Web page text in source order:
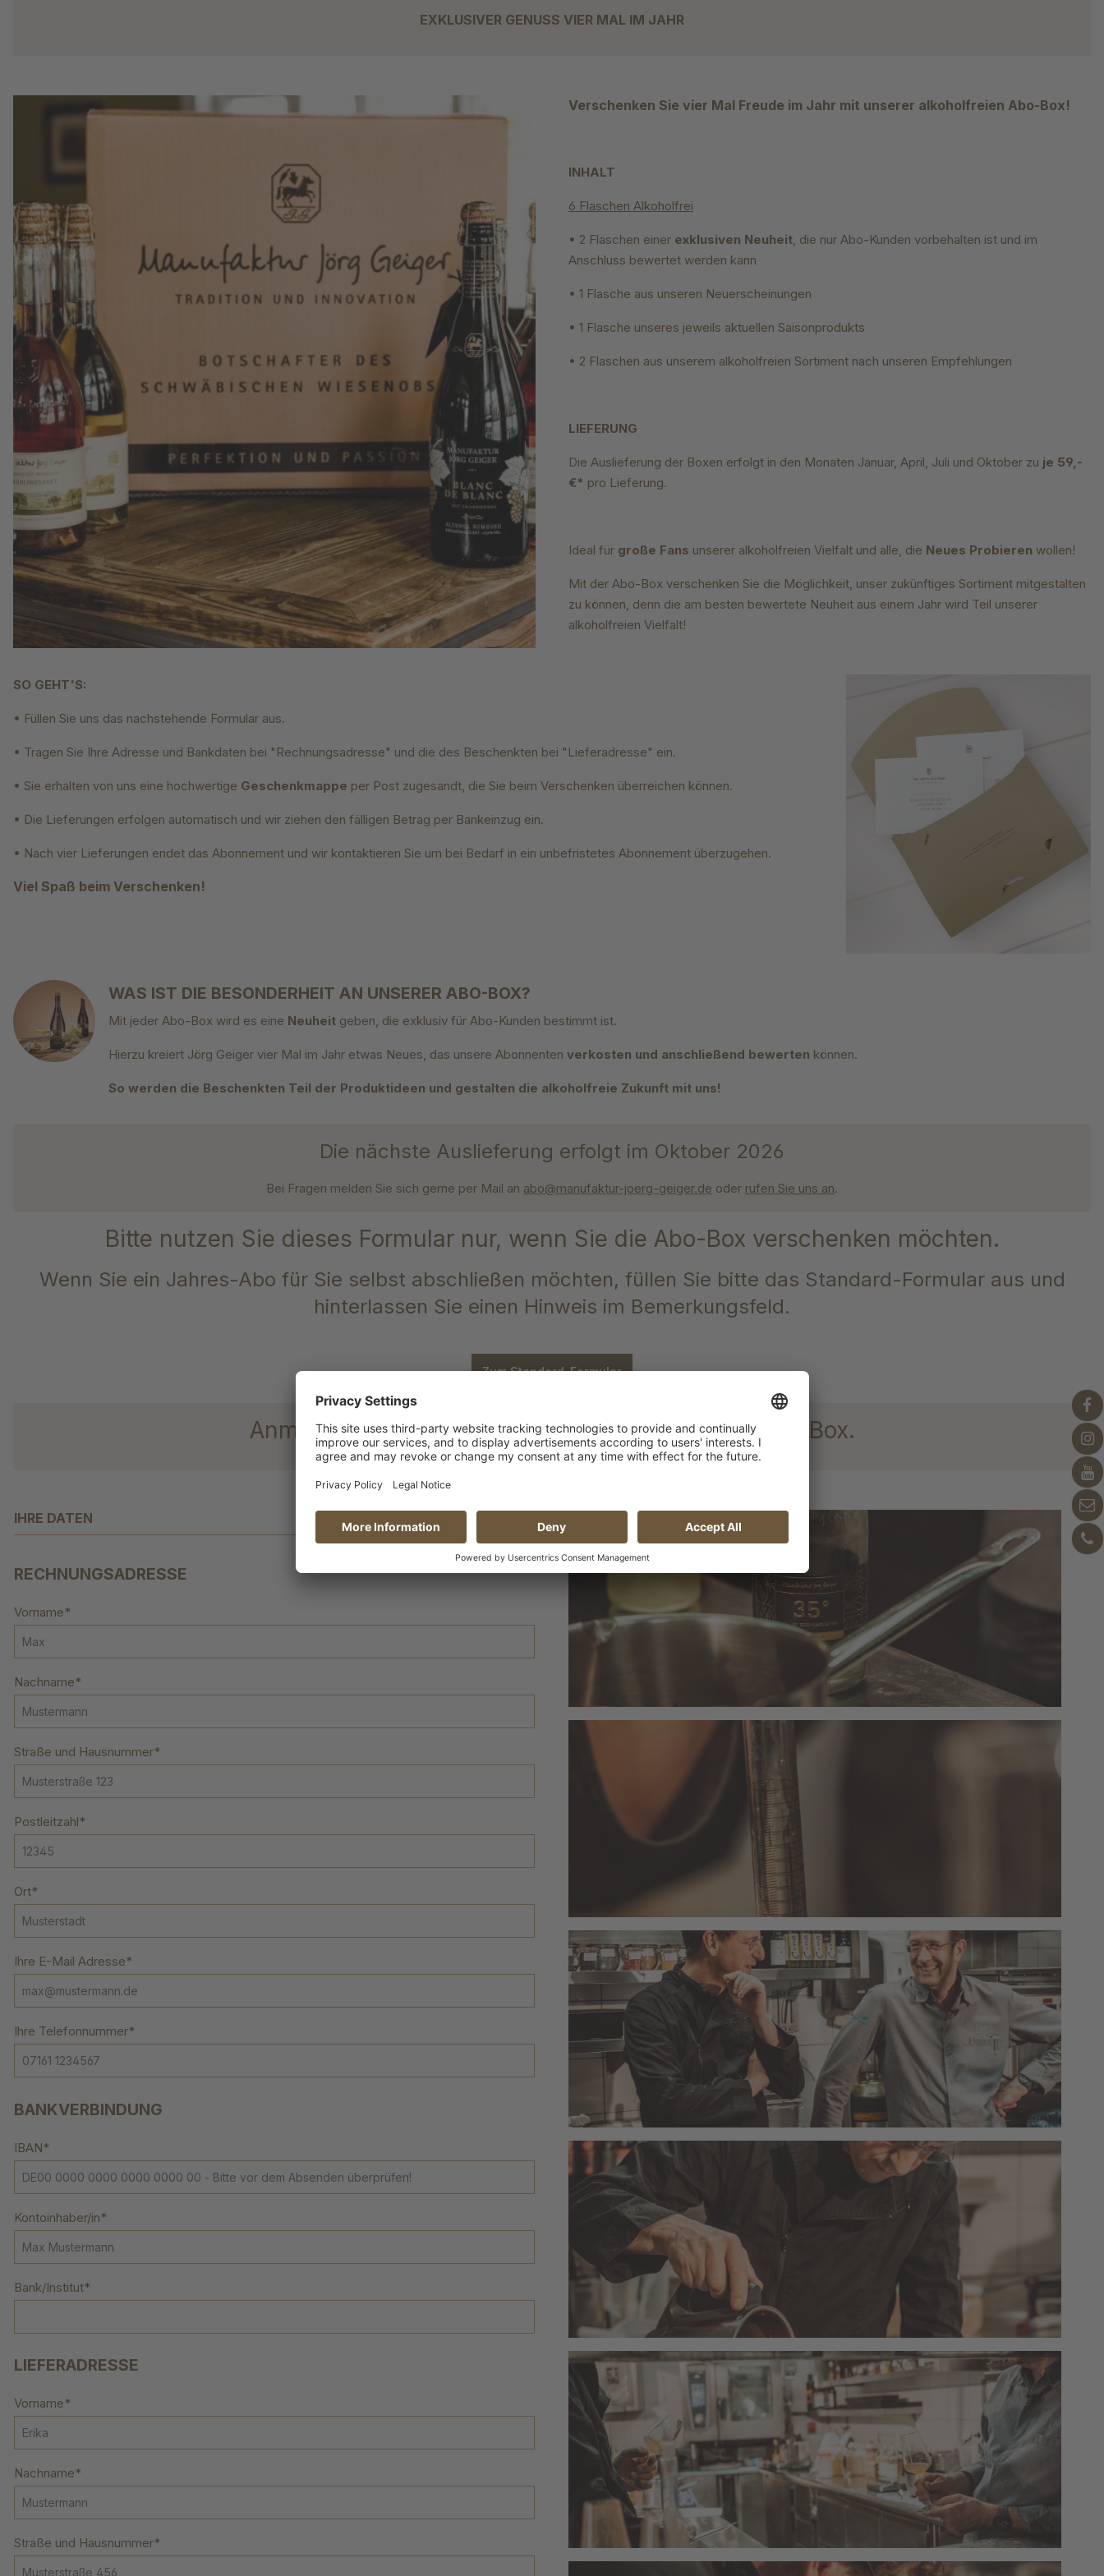
EXKLUSIVER GENUSS VIER MAL IM JAHR
Verschenken Sie vier Mal Freude im Jahr mit unserer alkoholfreien Abo-Box!
INHALT
6 Flaschen Alkoholfrei
• 2 Flaschen einer exklusiven Neuheit, die nur Abo-Kunden vorbehalten ist und im
Anschluss bewertet werden kann
• 1 Flasche aus unseren Neuerscheinungen
• 1 Flasche unseres jeweils aktuellen Saisonprodukts
• 2 Flaschen aus unserem alkoholfreien Sortiment nach unseren Empfehlungen
LIEFERUNG
Die Auslieferung der Boxen erfolgt in den Monaten Januar, April, Juli und Oktober zu je 59,-
€* pro Lieferung.
Ideal für große Fans unserer alkoholfreien Vielfalt und alle, die Neues Probieren wollen!
Mit der Abo-Box verschenken Sie die Möglichkeit, unser zukünftiges Sortiment mitgestalten
zu können, denn die am besten bewertete Neuheit aus einem Jahr wird Teil unserer
alkoholfreien Vielfalt!
SO GEHT'S:
• Füllen Sie uns das nachstehende Formular aus.
• Tragen Sie Ihre Adresse und Bankdaten bei "Rechnungsadresse" und die des Beschenkten bei "Lieferadresse" ein.
• Sie erhalten von uns eine hochwertige Geschenkmappe per Post zugesandt, die Sie beim Verschenken überreichen können.
• Die Lieferungen erfolgen automatisch und wir ziehen den fälligen Betrag per Bankeinzug ein.
• Nach vier Lieferungen endet das Abonnement und wir kontaktieren Sie um bei Bedarf in ein unbefristetes Abonnement überzugehen.
Viel Spaß beim Verschenken!
WAS IST DIE BESONDERHEIT AN UNSERER ABO-BOX?
Mit jeder Abo-Box wird es eine Neuheit geben, die exklusiv für Abo-Kunden bestimmt ist.
Hierzu kreiert Jörg Geiger vier Mal im Jahr etwas Neues, das unsere Abonnenten verkosten und anschließend bewerten können.
So werden die Beschenkten Teil der Produktideen und gestalten die alkoholfreie Zukunft mit uns!
Die nächste Auslieferung erfolgt im Oktober 2026
Bei Fragen melden Sie sich gerne per Mail an abo@manufaktur-joerg-geiger.de oder rufen Sie uns an.
Bitte nutzen Sie dieses Formular nur, wenn Sie die Abo-Box verschenken möchten.
Wenn Sie ein Jahres-Abo für Sie selbst abschließen möchten, füllen Sie bitte das Standard-Formular aus und
hinterlassen Sie einen Hinweis im Bemerkungsfeld.
Zum Standard-Formular
Anmeldungen bis zum 15.07.erhalten noch die Juli-Box.
IHRE DATEN
RECHNUNGSADRESSE
Vorname*
Nachname*
Straße und Hausnummer*
Postleitzahl*
Ort*
Ihre E-Mail Adresse*
Ihre Telefonnummer*
BANKVERBINDUNG
IBAN*
Kontoinhaber/in*
Bank/Institut*
LIEFERADRESSE
Vorname*
Nachname*
Straße und Hausnummer*